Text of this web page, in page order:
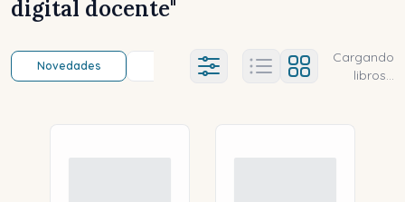
digital docente"
Novedades Título (a-z) Título (z-a)
Ajustes abierto
Cargando
libros...